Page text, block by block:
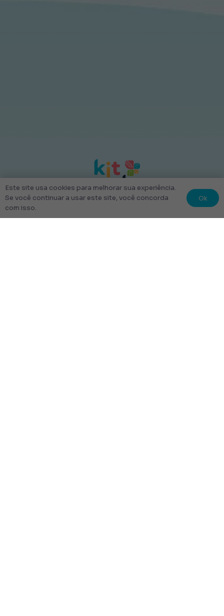
Todos os direitos reservados
Este site usa cookies para melhorar sua experiência.
Se você continuar a usar este site, você concorda
com isso.
Ok